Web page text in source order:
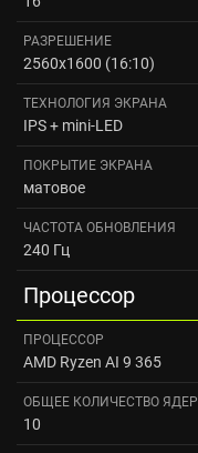
РАЗРЕШЕНИЕ
2560x1600 (16:10)
ТЕХНОЛОГИЯ ЭКРАНА
IPS + mini-LED
ПОКРЫТИЕ ЭКРАНА
матовое
ЧАСТОТА ОБНОВЛЕНИЯ
240 Гц
Процессор
ПРОЦЕССОР
AMD Ryzen AI 9 365
ОБЩЕЕ КОЛИЧЕСТВО ЯДЕР
10